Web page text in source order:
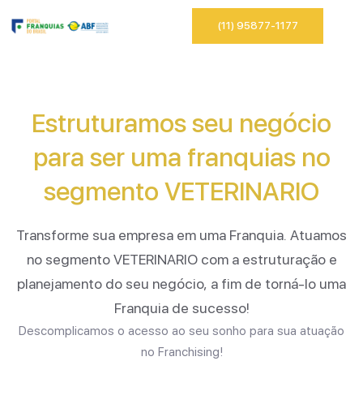
(11) 95877-1177
Estruturamos seu negócio
para ser uma franquias no
segmento VETERINARIO
Transforme sua empresa em uma Franquia. Atuamos
no segmentoVETERINARIOcom a estruturação e
planejamento do seu negócio, a fim de torná-lo uma
Franquia de sucesso!
Descomplicamos o acesso ao seu sonho para sua atuação
no Franchising!